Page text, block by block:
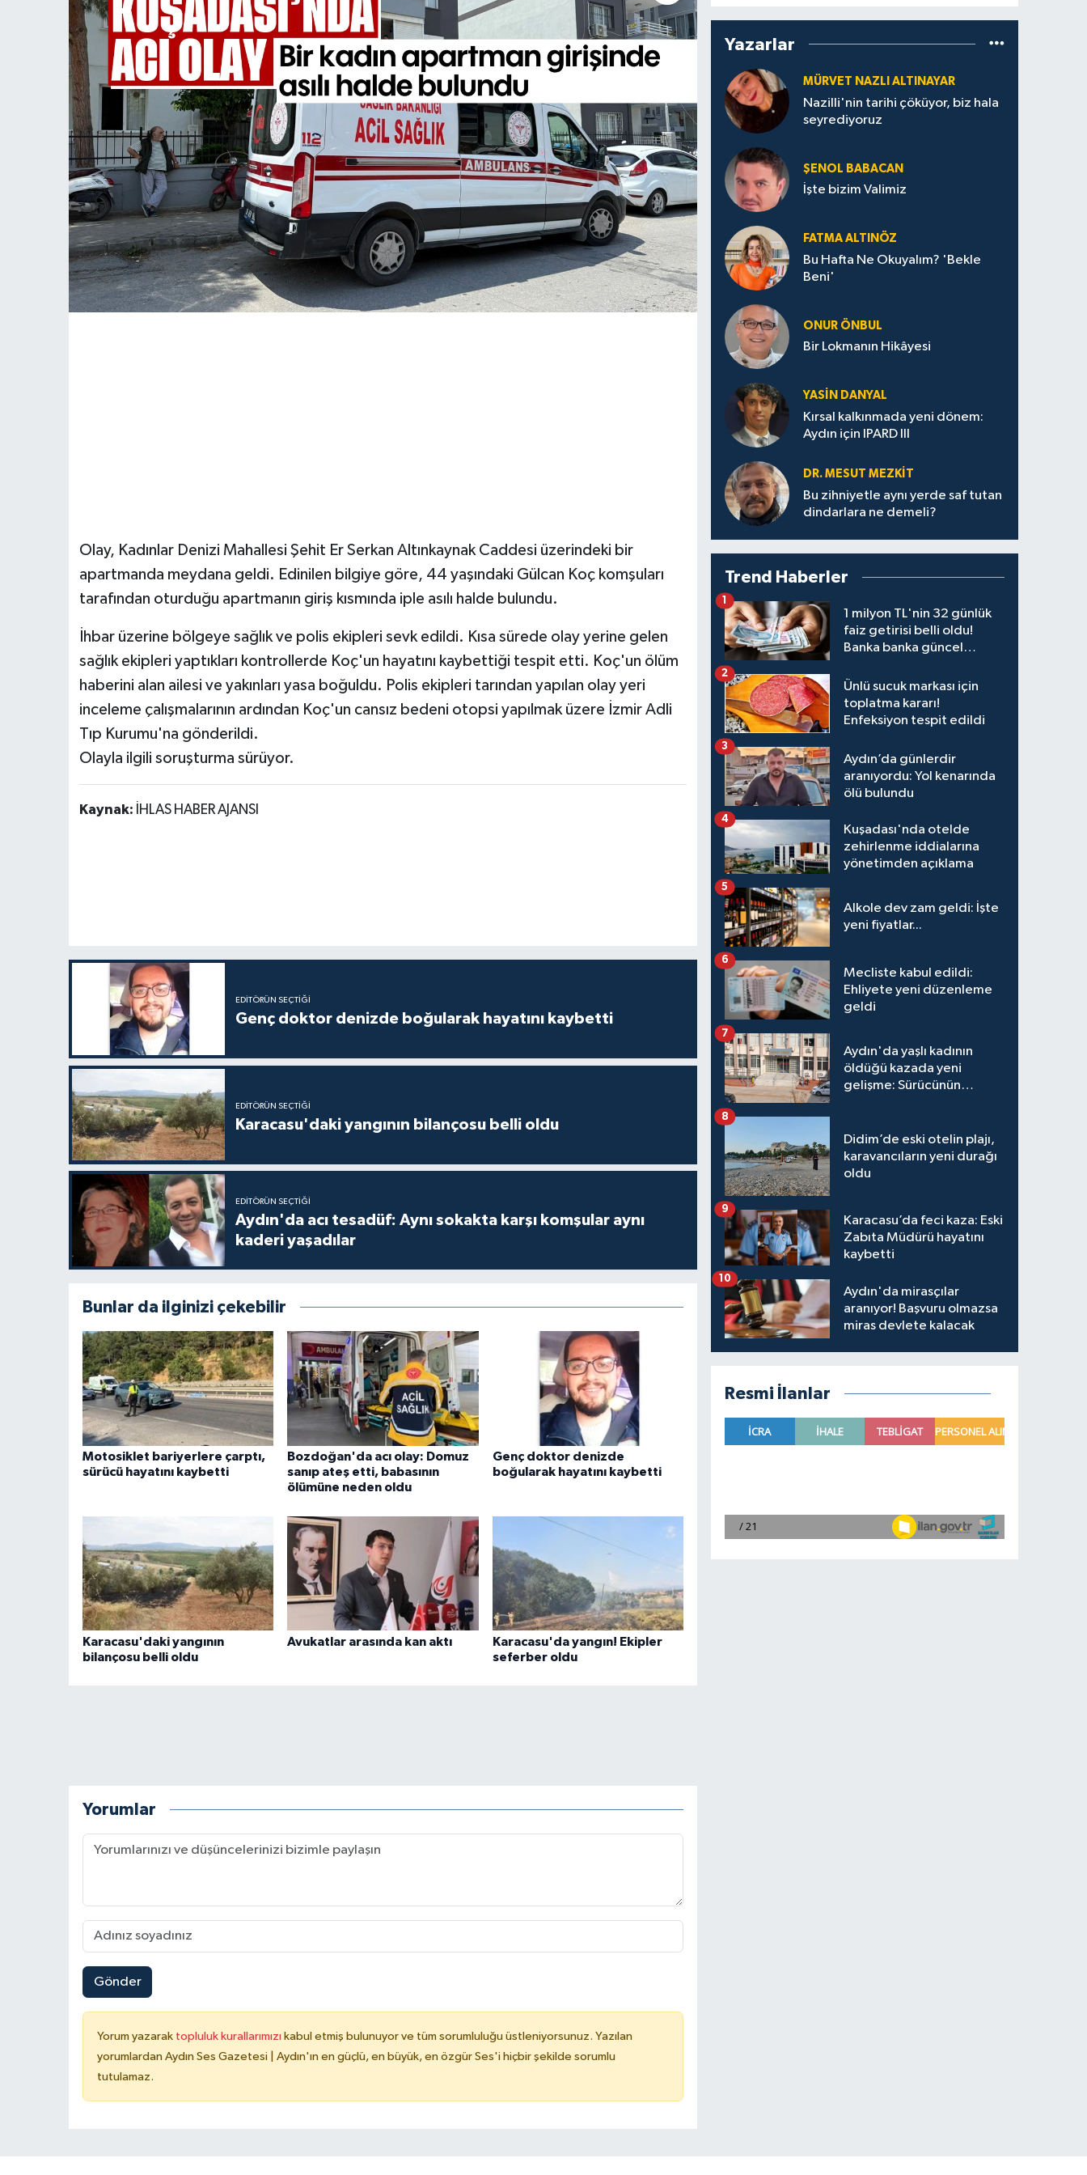
Olay, Kadınlar Denizi Mahallesi Şehit Er Serkan Altınkaynak Caddesi üzerindeki bir
apartmanda meydana geldi. Edinilen bilgiye göre, 44 yaşındaki Gülcan Koç komşuları
tarafından oturduğu apartmanın giriş kısmında iple asılı halde bulundu.
İhbar üzerine bölgeye sağlık ve polis ekipleri sevk edildi. Kısa sürede olay yerine gelen
sağlık ekipleri yaptıkları kontrollerde Koç'un hayatını kaybettiği tespit etti. Koç'un ölüm
haberini alan ailesi ve yakınları yasa boğuldu. Polis ekipleri tarından yapılan olay yeri
inceleme çalışmalarının ardından Koç'un cansız bedeni otopsi yapılmak üzere İzmir Adli
Tıp Kurumu'na gönderildi.
Olayla ilgili soruşturma sürüyor.
Kaynak: İHLAS HABER AJANSI
EDITÖRÜN SEÇTIĞI
Genç doktor denizde boğularak hayatını kaybetti
EDITÖRÜN SEÇTIĞI
Karacasu'daki yangının bilançosu belli oldu
EDITÖRÜN SEÇTIĞI
Aydın'da acı tesadüf: Aynı sokakta karşı komşular aynı
kaderi yaşadılar
Bunlar da ilginizi çekebilir
Motosiklet bariyerlere çarptı,
sürücü hayatını kaybetti
Bozdoğan'da acı olay: Domuz
sanıp ateş etti, babasının
ölümüne neden oldu
Genç doktor denizde
boğularak hayatını kaybetti
Karacasu'daki yangının
bilançosu belli oldu
Avukatlar arasında kan aktı
Karacasu'da yangın! Ekipler
seferber oldu
Yorumlar
Gönder
Yorum yazarak topluluk kurallarımızı kabul etmiş bulunuyor ve tüm sorumluluğu üstleniyorsunuz. Yazılan
yorumlardan Aydın Ses Gazetesi | Aydın'ın en güçlü, en büyük, en özgür Ses'i hiçbir şekilde sorumlu
tutulamaz.
Yazarlar
MÜRVET NAZLI ALTINAYAR
Nazilli'nin tarihi çöküyor, biz hala
seyrediyoruz
ŞENOL BABACAN
İşte bizim Valimiz
FATMA ALTINÖZ
Bu Hafta Ne Okuyalım? 'Bekle
Beni'
ONUR ÖNBUL
Bir Lokmanın Hikâyesi
YASIN DANYAL
Kırsal kalkınmada yeni dönem:
Aydın için IPARD III
DR. MESUT MEZKIT
Bu zihniyetle aynı yerde saf tutan
dindarlara ne demeli?
Trend Haberler
1 milyon TL'nin 32 günlük
faiz getirisi belli oldu!
Banka banka güncel
1
Ünlü sucuk markası için
toplatma kararı!
Enfeksiyon tespit edildi
2
Aydın’da günlerdir
aranıyordu: Yol kenarında
ölü bulundu
3
Kuşadası'nda otelde
zehirlenme iddialarına
yönetimden açıklama
4
Alkole dev zam geldi: İşte
yeni fiyatlar...
5
Mecliste kabul edildi:
Ehliyete yeni düzenleme
geldi
6
Aydın'da yaşlı kadının
öldüğü kazada yeni
gelişme: Sürücünün
7
Didim’de eski otelin plajı,
karavancıların yeni durağı
oldu
8
Karacasu’da feci kaza: Eski
Zabıta Müdürü hayatını
kaybetti
9
Aydın'da mirasçılar
aranıyor! Başvuru olmazsa
miras devlete kalacak
10
Resmi İlanlar